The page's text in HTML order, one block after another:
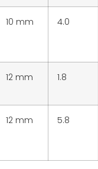
10 mm 4.0
12 mm 1.8
12 mm 5.8